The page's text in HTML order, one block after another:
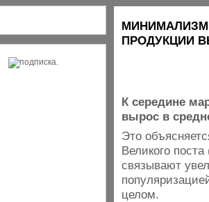
МИНИМАЛИЗМ
ПРОДУКЦИИ
К середине
вырос в
Это
Великого
связывают
целом.